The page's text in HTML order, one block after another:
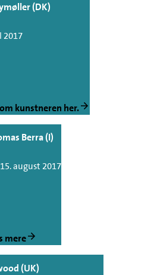
(DK)
2017
kunstneren her.
Berra (I)
august 2017
mere
(UK)